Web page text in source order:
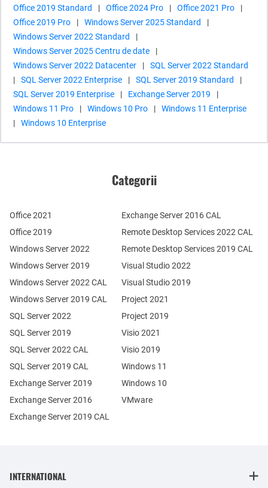
Office 2019 Standard
| Office 2024 Pro | Office 2021 Pro
|
Office 2019 Pro
| Windows Server 2025 Standard
|
Windows Server 2022 Standard
|
Windows Server 2025 Centru de date
|
Windows Server 2022 Datacenter
|
SQL Server 2022 Standard
|
SQL Server 2022 Enterprise | SQL Server 2019 Standard
|
SQL Server 2019 Enterprise
| Exchange Server 2019
|
Windows 11 Pro
| Windows 10 Pro |
Windows 11 Enterprise
|
Windows 10 Enterprise
Categorii
Office 2021
Office 2019
Windows Server 2022
Windows Server 2019
Exchange Server 2019
Exchange Server 2016
SQL Server 2022
SQL Server 2019
Windows Server 2022 CAL
Windows Server 2019 CAL
SQL Server 2022 CAL
SQL Server 2019 CAL
Remote Desktop Services 2022 CAL
Remote Desktop Services 2019 CAL
Exchange Server 2019 CAL
Exchange Server 2016 CAL
Visual Studio 2022
Visual Studio 2019
Project 2021
Project 2019
Visio 2021
Visio 2019
Windows 11
Windows 10
VMware
INTERNATIONAL